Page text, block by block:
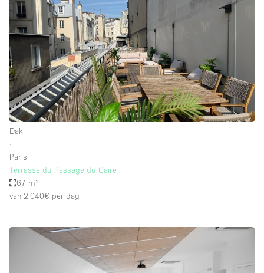
Dak
∙
Paris
Terrasse du Passage du Caire
67 m²
van 2.040€ per dag